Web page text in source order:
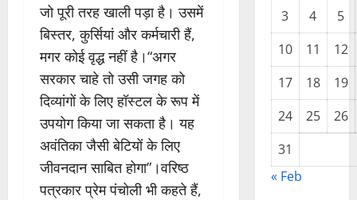
जो पूरी तरह खाली पड़ा है। उसमें
बिस्तर, कुर्सियां और कर्मचारी हैं,
मगर कोई वृद्ध नहीं है।“अगर
सरकार चाहे तो उसी जगह को
दिव्यांगों के लिए हॉस्टल के रूप में
उपयोग किया जा सकता है। यह
अवंतिका जैसी बेटियों के लिए
जीवनदान साबित होगा”।वरिष्ठ
पत्रकार प्रेम पंचोली भी कहते हैं,
3 4
5
10
11
12
17
18
19
24
25
26
31
« Feb